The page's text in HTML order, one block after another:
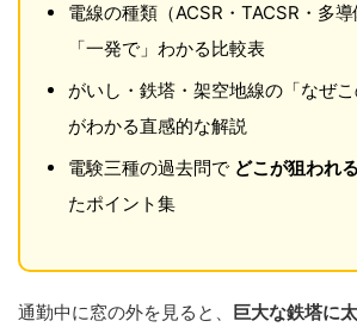
電線の種類（ACSR・TACSR・多
「一発で」わかる比較表
がいし・鉄塔・架空地線の「なぜこ
がわかる直感的な解説
電験三種の過去問で どこが狙われ
たポイント集
通勤中に窓の外を見ると、
巨大な鉄塔に